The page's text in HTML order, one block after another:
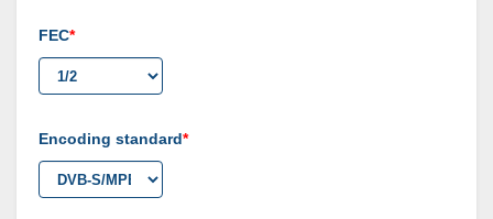
FEC
Encoding standard